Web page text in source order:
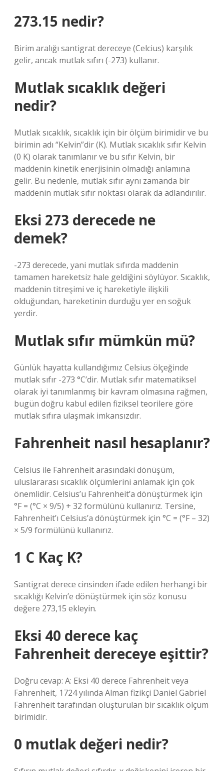
273.15 nedir?
Birim aralığı santigrat dereceye (Celcius) karşılık
gelir, ancak mutlak sıfırı (-273) kullanır.
Mutlak sıcaklık değeri
nedir?
Mutlak sıcaklık, sıcaklık için bir ölçüm birimidir ve bu
birimin adı “Kelvin”dir (K). Mutlak sıcaklık sıfır Kelvin
(0 K) olarak tanımlanır ve bu sıfır Kelvin, bir
maddenin kinetik enerjisinin olmadığı anlamına
gelir. Bu nedenle, mutlak sıfır aynı zamanda bir
maddenin mutlak sıfır noktası olarak da adlandırılır.
Eksi 273 derecede ne
demek?
-273 derecede, yani mutlak sıfırda maddenin
tamamen hareketsiz hale geldiğini söylüyor. Sıcaklık,
maddenin titreşimi ve iç hareketiyle ilişkili
olduğundan, hareketinin durduğu yer en soğuk
yerdir.
Mutlak sıfır mümkün mü?
Günlük hayatta kullandığımız Celsius ölçeğinde
mutlak sıfır -273 °C’dir. Mutlak sıfır matematiksel
olarak iyi tanımlanmış bir kavram olmasına rağmen,
bugün doğru kabul edilen fiziksel teorilere göre
mutlak sıfıra ulaşmak imkansızdır.
Fahrenheit nasıl hesaplanır?
Celsius ile Fahrenheit arasındaki dönüşüm,
uluslararası sıcaklık ölçümlerini anlamak için çok
önemlidir. Celsius’u Fahrenheit’a dönüştürmek için
°F = (°C × 9/5) + 32 formülünü kullanırız. Tersine,
Fahrenheit’ı Celsius’a dönüştürmek için °C = (°F – 32)
× 5/9 formülünü kullanırız.
1 C Kaç K?
Santigrat derece cinsinden ifade edilen herhangi bir
sıcaklığı Kelvin’e dönüştürmek için söz konusu
değere 273,15 ekleyin.
Eksi 40 derece kaç
Fahrenheit dereceye eşittir?
Doğru cevap: A: Eksi 40 derece Fahrenheit veya
Fahrenheit, 1724 yılında Alman fizikçi Daniel Gabriel
Fahrenheit tarafından oluşturulan bir sıcaklık ölçüm
birimidir.
0 mutlak değeri nedir?